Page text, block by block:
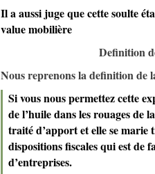
Il a aussi juge que cette soulte
value mobilière
Definition
Nous reprenons la definition
Si vous nous permettez cette
de l’huile dans les rouages de
traité d’apport et elle se marie
dispositions fiscales qui est de
d’entreprises.